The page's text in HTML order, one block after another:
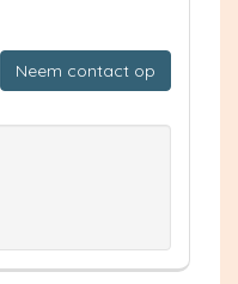
Neem contact op